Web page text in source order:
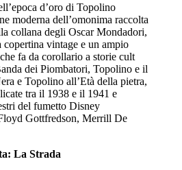
d’oro di Topolino
moderna dell’omonima raccolta
collana degli Oscar Mondadori,
copertina vintage e un ampio
fa da corollario a storie cult
dei Piombatori, Topolino e il
e Topolino all’Età della pietra,
tra il 1938 e il 1941 e
del fumetto Disney
Gottfredson, Merrill De
La Strada